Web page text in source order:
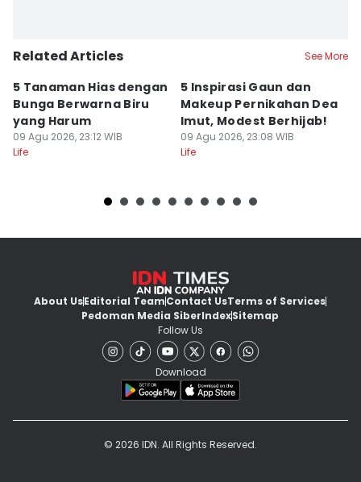
Related Articles See More
5 Tanaman Hias dengan
Bunga Berwarna Biru
yang Harum
09 Agu 2026, 23:12 WIB
Life
5 Inspirasi Gaun dan
Makeup Pernikahan Dea
Imut, Modest Berhijab!
09 Agu 2026, 23:08 WIB
Life
About UsEditorial TeamContact UsTerms of Services
Pedoman Media SiberIndexSitemap
Follow Us
Download
© 2026 IDN. All Rights Reserved.